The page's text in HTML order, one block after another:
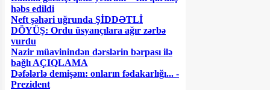
həbs edildi
Neft şəhəri uğrunda ŞİDDƏTLİ
DÖYÜŞ: Ordu üsyançılara ağır zərbə
vurdu
Nazir müavinindən dərslərin bərpası ilə
bağlı AÇIQLAMA
Dəfələrlə demişəm: onların fədakarlığı... -
Prezident